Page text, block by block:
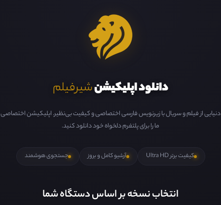
دانلود اپلیکیشنشیرفیلم
دنیایی از فیلم و سریال با زیرنویس فارسی اختصاصی و کیفیت بی‌نظیر. اپلیکیشن اختصاصی
ما را برای پلتفرم دلخواه خود دانلود کنید.
کیفیت برتر Ultra HD آرشیو کامل و بروز جستجوی هوشمند
انتخاب نسخه بر اساس دستگاه شما